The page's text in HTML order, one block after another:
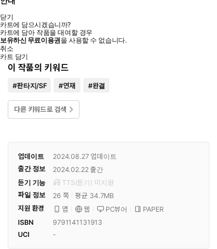
닫기
카트에 담으시겠습니까?
카트에 담아 작품을 대여할 경우
보유하신 무료이용권을 사용할 수 없습니다.
취소
카트 담기
이 작품의 키워드
#판타지/SF #연재 #완결
다른 키워드로 검색
업데이트 2024.08.27업데이트
출간 정보
2024.02.22 출간
듣기 기능
TTS(듣기) 미 지원
파일 정보
26 쪽
평균 34.7MB
지원 환경
앱 웹 PC뷰어
PAPER
ISBN
9791141131913
UCI
-